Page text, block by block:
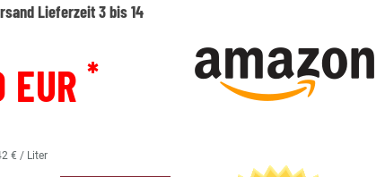
Lieferzeit 3 bis 14
EUR*
€ / Liter